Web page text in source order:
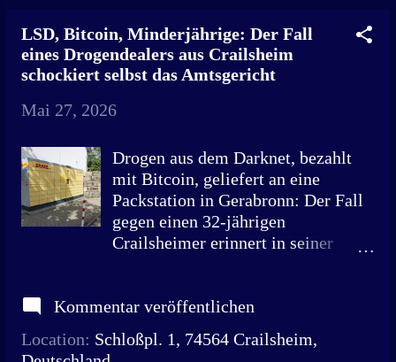
Leipzig den Drogenfund. Die
Polizei in Leipzig hatte ein
weltweites Drogennetz gesprengt.
Quelle: Peter Endig/dpa Was einst
in einem Leipziger Kinderzimmer
Landkreis Schwäbisch Hall. Die
Staatsanwaltschaft Ellwangen
bestätigte gegenüber unserer
Zeitung, dass es auch im
Landgerichtsbezirk Ellwangen
mehrere Verfahren gegen Abnehmer
Zahlen werden nicht genannt. Fest
Leipziger Online-Drogendealers bis
LSD, Bitcoin, Minderjährige: Der Fall
eines Drogendealers aus Crailsheim
schockiert selbst das Amtsgericht
Mai 27, 2026
Drogen aus dem Darknet, bezahlt
mit Bitcoin, geliefert an eine
Packstation in Gerabronn: Der Fall
gegen einen 32-jährigen
Crailsheimer erinnert in seiner
Hinter Shiny Flakes steckte
„Kinderzimmer-Dealer“, der
Kommentar veröffentlichen
Location: Schloßpl. 1, 74564 Crailsheim,